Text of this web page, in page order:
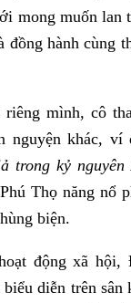
mong muốn lan
đồng hành cùng
riêng mình, cô
nguyện khác, ví
trong kỷ nguyên
Thọ năng nổ
biện.
động xã
diễn trên sân